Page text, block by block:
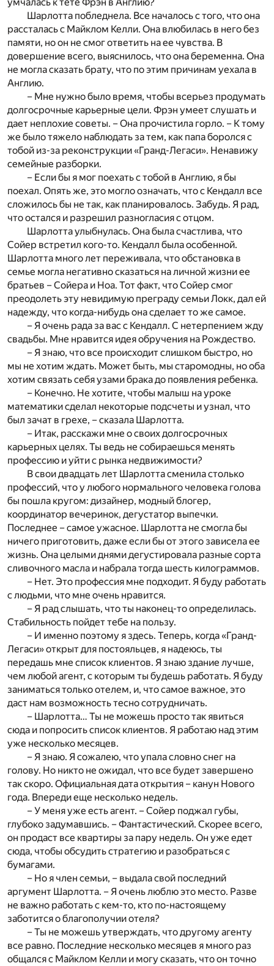
умчалась к тете Фрэн в Англию?
Шарлотта побледнела. Все началось с того, что она
рассталась с Майклом Келли. Она влюбилась в него без
памяти, но он не смог ответить на ее чувства. В
довершение всего, выяснилось, что она беременна. Она
не могла сказать брату, что по этим причинам уехала в
Англию.
– Мне нужно было время, чтобы всерьез продумать
долгосрочные карьерные цели. Фрэн умеет слушать и
дает неплохие советы. – Она прочистила горло. – К тому
же было тяжело наблюдать за тем, как папа боролся с
тобой из-за реконструкции «Гранд-Легаси». Ненавижу
семейные разборки.
– Если бы я мог поехать с тобой в Англию, я бы
поехал. Опять же, это могло означать, что с Кендалл все
сложилось бы не так, как планировалось. Забудь. Я рад,
что остался и разрешил разногласия с отцом.
Шарлотта улыбнулась. Она была счастлива, что
Сойер встретил кого-то. Кендалл была особенной.
Шарлотта много лет переживала, что обстановка в
семье могла негативно сказаться на личной жизни ее
братьев – Сойера и Ноа. Тот факт, что Сойер смог
преодолеть эту невидимую преграду семьи Локк, дал ей
надежду, что когда-нибудь она сделает то же самое.
– Я очень рада за вас с Кендалл. С нетерпением жду
свадьбы. Мне нравится идея обручения на Рождество.
– Я знаю, что все происходит слишком быстро, но
мы не хотим ждать. Может быть, мы старомодны, но оба
хотим связать себя узами брака до появления ребенка.
– Конечно. Не хотите, чтобы малыш на уроке
математики сделал некоторые подсчеты и узнал, что
был зачат в грехе, – сказала Шарлотта.
– Итак, расскажи мне о своих долгосрочных
карьерных целях. Ты ведь не собираешься менять
профессию и уйти с рынка недвижимости?
В свои двадцать лет Шарлотта сменила столько
профессий, что у любого нормального человека голова
бы пошла кругом: дизайнер, модный блогер,
координатор вечеринок, дегустатор выпечки.
Последнее – самое ужасное. Шарлотта не смогла бы
ничего приготовить, даже если бы от этого зависела ее
жизнь. Она целыми днями дегустировала разные сорта
сливочного масла и набрала тогда шесть килограммов.
– Нет. Это профессия мне подходит. Я буду работать
с людьми, что мне очень нравится.
– Я рад слышать, что ты наконец-то определилась.
Стабильность пойдет тебе на пользу.
– И именно поэтому я здесь. Теперь, когда «Гранд-
Легаси» открыт для постояльцев, я надеюсь, ты
передашь мне список клиентов. Я знаю здание лучше,
чем любой агент, с которым ты будешь работать. Я буду
заниматься только отелем, и, что самое важное, это
даст нам возможность тесно сотрудничать.
– Шарлотта… Ты не можешь просто так явиться
сюда и попросить список клиентов. Я работаю над этим
уже несколько месяцев.
– Я знаю. Я сожалею, что упала словно снег на
голову. Но никто не ожидал, что все будет завершено
так скоро. Официальная дата открытия – канун Нового
года. Впереди еще несколько недель.
– У меня уже есть агент. – Сойер поджал губы,
глубоко задумавшись. – Фантастический. Скорее всего,
он продаст все квартиры за пару недель. Он уже едет
сюда, чтобы обсудить стратегию и разобраться с
бумагами.
– Но я член семьи, – выдала свой последний
аргумент Шарлотта. – Я очень люблю это место. Разве
не важно работать с кем-то, кто по-настоящему
заботится о благополучии отеля?
– Ты не можешь утверждать, что другому агенту
все равно. Последние несколько месяцев я много раз
общался с Майклом Келли и могу сказать, что он точно